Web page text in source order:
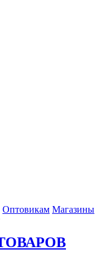
Оптовикам Магазины